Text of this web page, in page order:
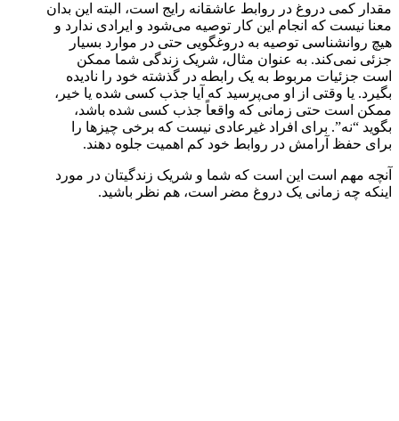
مقدار کمی دروغ در روابط عاشقانه رایج است، البته این بدان
معنا نیست که انجام این کار توصیه می‌شود و ایرادی ندارد و
هیچ روانشناسی توصیه به دروغگویی حتی در موارد بسیار
جزئی نمی‌کند. به عنوان مثال، شریک زندگی شما ممکن
است جزئیات مربوط به یک رابطه در گذشته خود را نادیده
بگیرد. یا وقتی از او می‌پرسید که آیا جذب کسی شده‌ یا خیر،
ممکن است حتی زمانی که واقعاً جذب کسی شده باشد،
بگوید “نه”. برای افراد غیرعادی نیست که برخی چیزها را
برای حفظ آرامش در روابط خود کم اهمیت جلوه دهند.
آنچه مهم است این است که شما و شریک زندگیتان در مورد
اینکه چه زمانی یک دروغ مضر است، هم نظر باشید.